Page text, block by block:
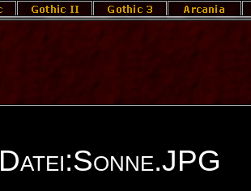
Datei:Sonne.JPG